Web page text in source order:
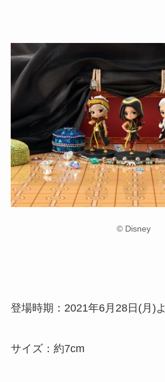
© Disney
登場時期：2021年6月28日(月)
サイズ：約7cm